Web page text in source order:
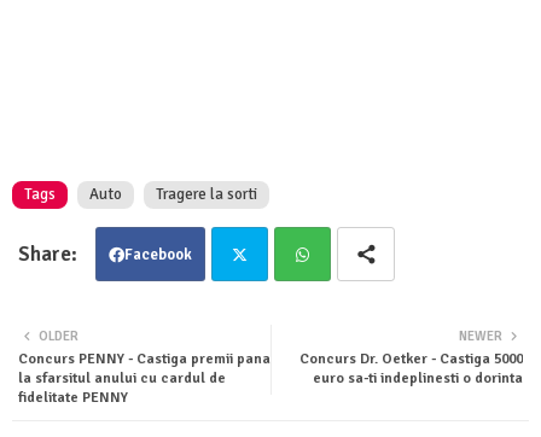
Tags Auto Tragere la sorti
Facebook
ter tsa
NEWER
Concurs Dr. Oetker - Castiga 5000
euro sa-ti indeplinesti o dorinta
OLDER
Concurs PENNY - Castiga premii pana
la sfarsitul anului cu cardul de
fidelitate PENNY